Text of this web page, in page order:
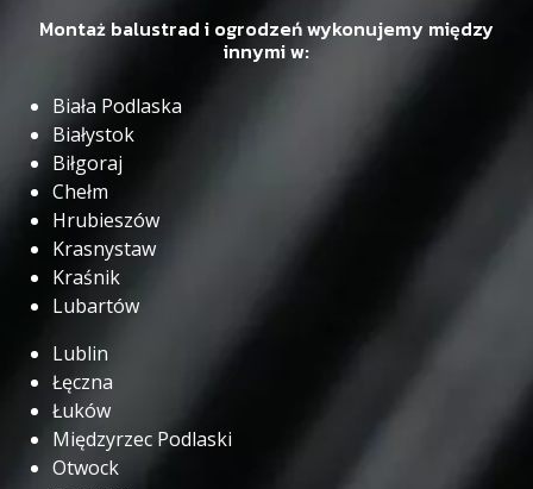
Montaż balustrad i ogrodzeń wykonujemy między
innymi w:
Biała Podlaska
Białystok
Biłgoraj
Chełm
Hrubieszów
Krasnystaw
Kraśnik
Lubartów
Lublin
Łęczna
Łuków
Międzyrzec Podlaski
Otwock